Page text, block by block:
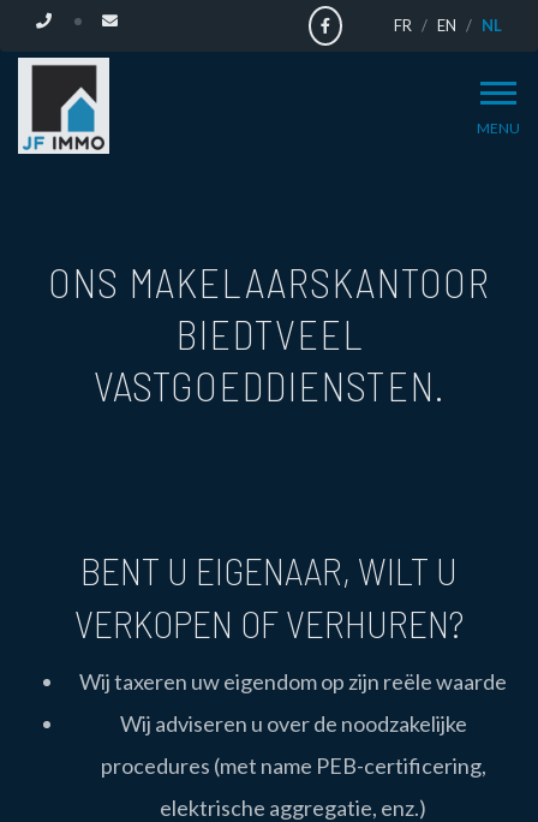
FR EN NL
MENU
ONS
MAKELAARSKANTOOR
ALLE
AANGEBODEN
DIENSTEN
ONS MAKELAARSKANTOOR
BIEDTVEEL
VASTGOEDDIENSTEN.
BENT U EIGENAAR, WILT U
VERKOPEN OF VERHUREN?
Wij taxeren uw eigendom op zijn reële waarde
Wij adviseren u over de noodzakelijke
procedures (met name PEB-certificering,
elektrische aggregatie, enz.)